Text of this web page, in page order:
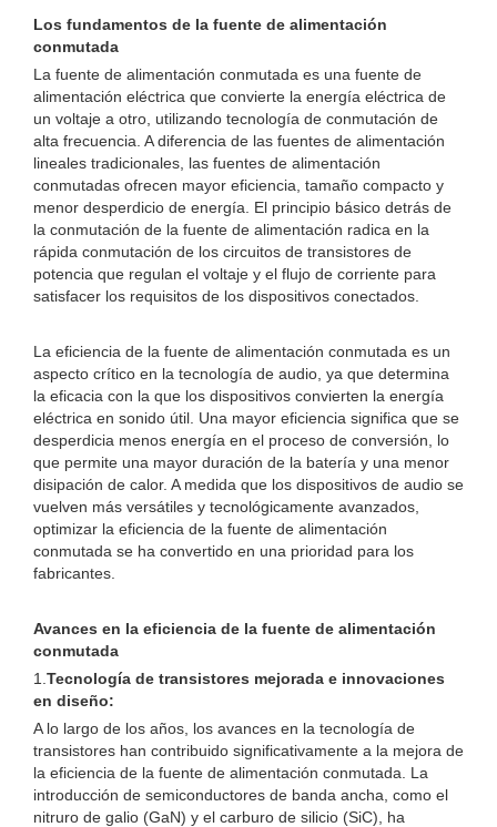
Los fundamentos de la fuente de alimentación
conmutada
La fuente de alimentación conmutada es una fuente de
alimentación eléctrica que convierte la energía eléctrica de
un voltaje a otro, utilizando tecnología de conmutación de
alta frecuencia. A diferencia de las fuentes de alimentación
lineales tradicionales, las fuentes de alimentación
conmutadas ofrecen mayor eficiencia, tamaño compacto y
menor desperdicio de energía. El principio básico detrás de
la conmutación de la fuente de alimentación radica en la
rápida conmutación de los circuitos de transistores de
potencia que regulan el voltaje y el flujo de corriente para
satisfacer los requisitos de los dispositivos conectados.
La eficiencia de la fuente de alimentación conmutada es un
aspecto crítico en la tecnología de audio, ya que determina
la eficacia con la que los dispositivos convierten la energía
eléctrica en sonido útil. Una mayor eficiencia significa que se
desperdicia menos energía en el proceso de conversión, lo
que permite una mayor duración de la batería y una menor
disipación de calor. A medida que los dispositivos de audio se
vuelven más versátiles y tecnológicamente avanzados,
optimizar la eficiencia de la fuente de alimentación
conmutada se ha convertido en una prioridad para los
fabricantes.
Avances en la eficiencia de la fuente de alimentación
conmutada
1. Tecnología de transistores mejorada e innovaciones
en diseño:
A lo largo de los años, los avances en la tecnología de
transistores han contribuido significativamente a la mejora de
la eficiencia de la fuente de alimentación conmutada. La
introducción de semiconductores de banda ancha, como el
nitruro de galio (GaN) y el carburo de silicio (SiC), ha